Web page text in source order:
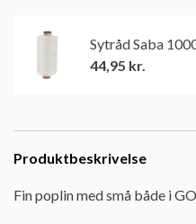
Sytråd Saba
44,95 kr.
Produktbeskrivelse
Fin poplin med små både i